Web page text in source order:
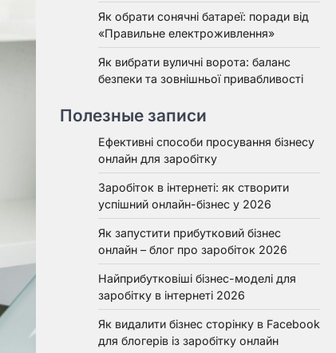
Як обрати сонячні батареї: поради від
«Правильне електроживлення»
Як вибрати вуличні ворота: баланс
безпеки та зовнішньої привабливості
Полезные записи
Ефективні способи просування бізнесу
онлайн для заробітку
Заробіток в інтернеті: як створити
успішний онлайн-бізнес у 2026
Як запустити прибутковий бізнес
онлайн – блог про заробіток 2026
Найприбутковіші бізнес-моделі для
заробітку в інтернеті 2026
Як видалити бізнес сторінку в Facebook
для блогерів із заробітку онлайн